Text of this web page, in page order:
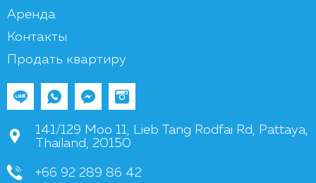
Аренда
Контакты
Продать квартиру
141/129 Moo 11, Lieb Tang Rodfai Rd, Pattaya,
Thailand, 20150
+66 92 289 86 42